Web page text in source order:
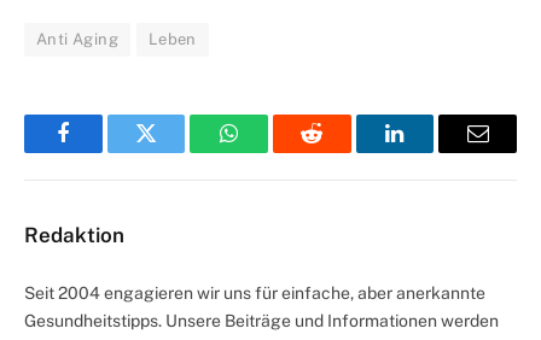
Anti Aging Leben
FacebookTwitter WhatsAppReddit LinkedInEmail
Redaktion
Seit 2004 engagieren wir uns für einfache, aber anerkannte
Gesundheitstipps. Unsere Beiträge und Informationen werden